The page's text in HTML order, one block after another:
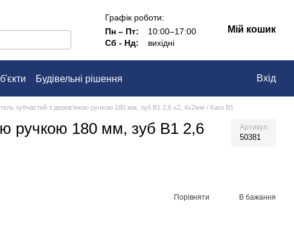
Графік роботи:
Пн – Пт:
10:00–17:00
Сб - Нд:
вихідні
Мій кошик
Будівельні рішення
Вхід
зубчастий з дерев'яною ручкою 180 мм, зуб В1 2,6 х2, 4х2мм / Karo В1
ручкою 180 мм, зуб В1 2,6
Артикул
50381
Порівняти В бажання